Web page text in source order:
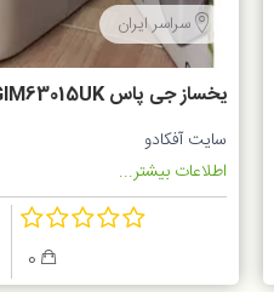
سراسر ایران
یخساز جی پاس GIM63015UK
سایت آفکادو
اطلاعات بیشتر...